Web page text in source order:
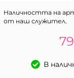
Наличността на
от наш служител.
В